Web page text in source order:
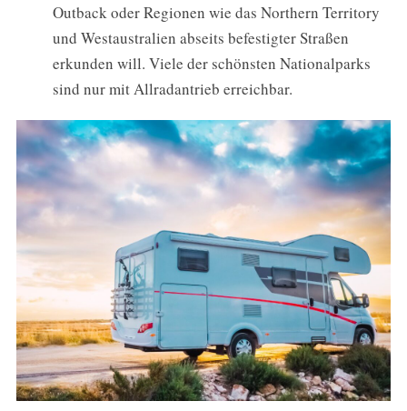
Outback oder Regionen wie das Northern Territory
und Westaustralien abseits befestigter Straßen
erkunden will. Viele der schönsten Nationalparks
sind nur mit Allradantrieb erreichbar.